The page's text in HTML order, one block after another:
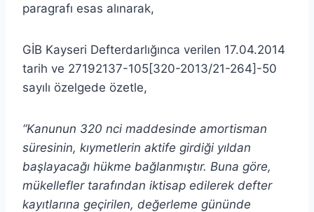
paragrafı esas alınarak,
GİB Kayseri Defterdarlığınca verilen 17.04.2014
tarih ve 27192137-105[320-2013/21-264]-50
sayılı özelgede özetle,
“Kanunun 320 nci maddesinde amortisman
süresinin, kıymetlerin aktife girdiği yıldan
başlayacağı hükme bağlanmıştır. Buna göre,
mükellefler tarafından iktisap edilerek defter
kayıtlarına geçirilen, değerleme gününde